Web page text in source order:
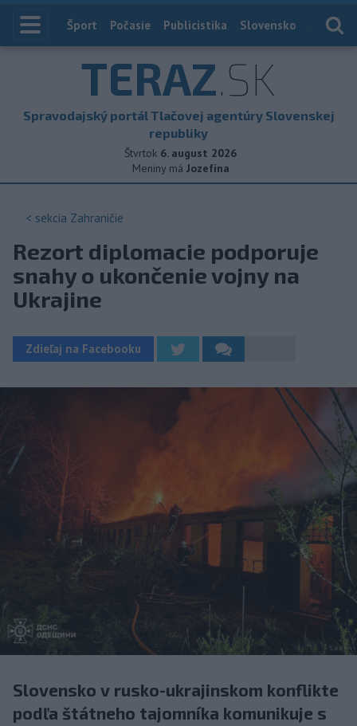
Index
Šport Počasie Publicistika Slovensko
TERAZ.SK
Spravodajský portál Tlačovej agentúry Slovenskej
republiky
Štvrtok 6. august 2026
Meniny má Jozefína
< sekcia Zahraničie
Rezort diplomacie podporuje
snahy o ukončenie vojny na
Ukrajine
Zdieľaj na Facebooku
Slovensko v rusko-ukrajinskom konflikte
podľa štátneho tajomníka komunikuje s